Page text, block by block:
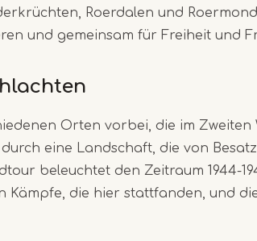
Roerdalen und
und gemeinsam für Freiheit und
Orten vorbei, die im Zweiten
eine Landschaft, die von
beleuchtet den Zeitraum 1944-
Kämpfe, die hier stattfanden, und